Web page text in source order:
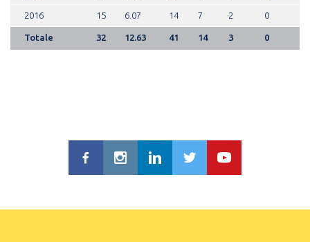
2016 15 6.07 14 7 2 0
Totale 32 12.63 41 14 3 0